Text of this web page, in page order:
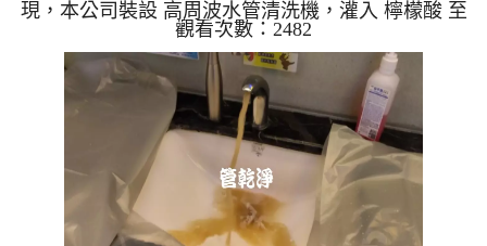
現，本公司裝設 高周波水管清洗機，灌入 檸檬酸 至
水管，等了約15分，開啟 水管清洗機 ，啟動 螺旋
波 模式，一開始就流出鮮豔髒水，顏色越來越深，
最後變成了苦茶，兩個多小時後，熱水出水量恢復
了。 如是自來水，如水管老化，會產生鐵鏽跟泥沙
堆積，洗出來的水就會是咖啡色，地下水含有氧化
錳，管壁上會結成黑色管垢，洗出來的水會跟石油一
樣黑，有些洗出綠色的水，是因為裡面有銅的物質，
生鏽產生銅綠，如是藍色的...
觀看次數：2482